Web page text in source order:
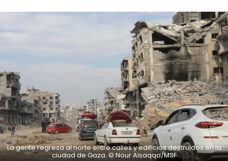
La gente regresa al norte entre calles y edificios destruidos en la
ciudad de Gaza. © Nour Alsaqqa/MSF